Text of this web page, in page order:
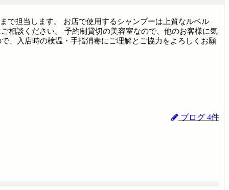
ブログ 4件
で担当します。 お店で使用するシャンプーは上質なルベル
相談ください。 予約制貸切の美容室なので、他のお客様に気
、入店時の検温・手指消毒にご理解とご協力をよろしくお願